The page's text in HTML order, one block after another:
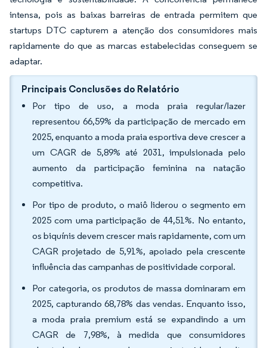
intensa, pois as baixas barreiras de entrada permitem que
startups DTC capturem a atenção dos consumidores mais
rapidamente do que as marcas estabelecidas conseguem se
adaptar.
Principais Conclusões do Relatório
Por tipo de uso, a moda praia regular/lazer
representou 66,59% da participação de mercado em
2025, enquanto a moda praia esportiva deve crescer a
um CAGR de 5,89% até 2031, impulsionada pelo
aumento da participação feminina na natação
competitiva.
Por tipo de produto, o maiô liderou o segmento em
2025 com uma participação de 44,51%. No entanto,
os biquínis devem crescer mais rapidamente, com um
CAGR projetado de 5,91%, apoiado pela crescente
influência das campanhas de positividade corporal.
Por categoria, os produtos de massa dominaram em
2025, capturando 68,78% das vendas. Enquanto isso,
a moda praia premium está se expandindo a um
CAGR de 7,98%, à medida que consumidores